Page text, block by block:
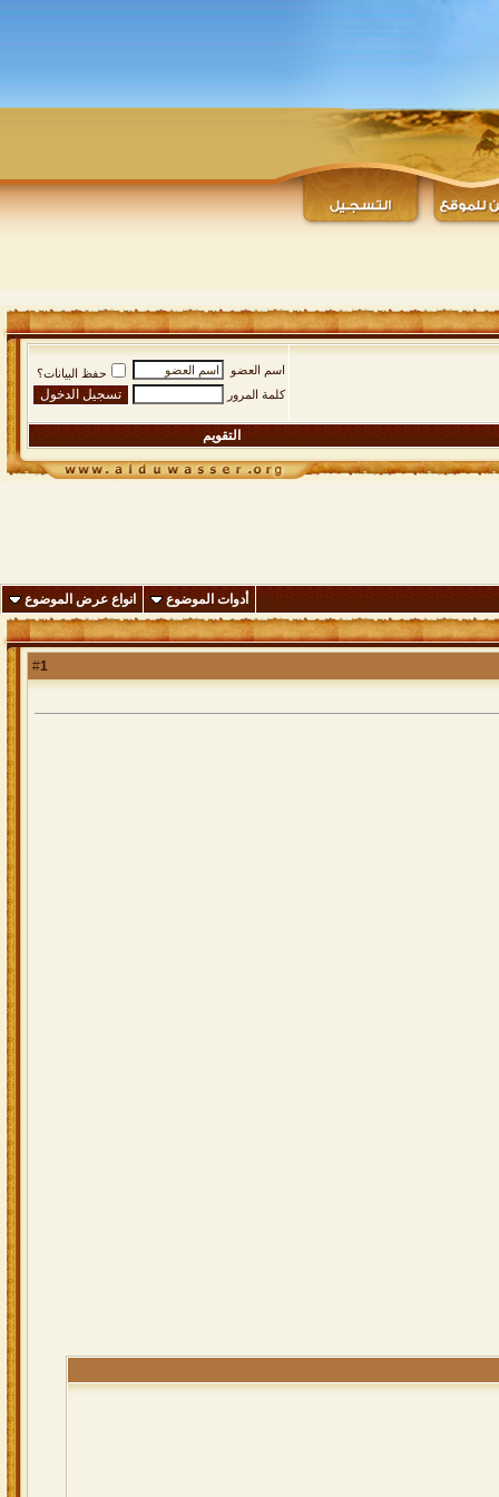
اسم العضو
حفظ البيانات؟
كلمة المرور
التقويم
أدوات الموضوع انواع عرض الموضوع
1